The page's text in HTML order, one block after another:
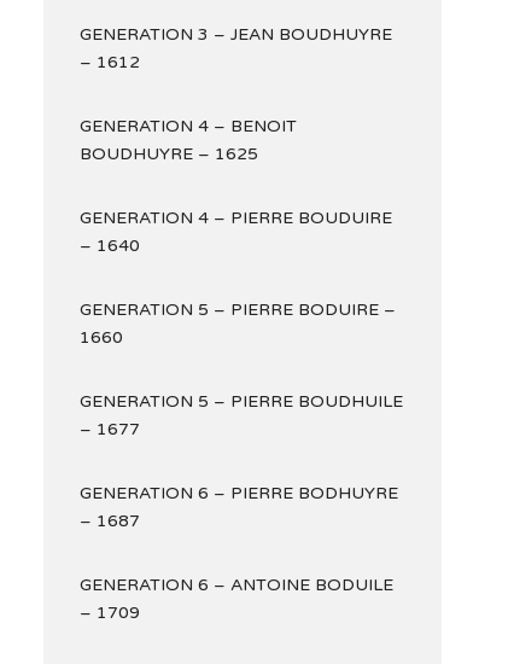
GENERATION 3 – JEAN BOUDHUYRE
– 1612
GENERATION 4 – BENOIT
BOUDHUYRE – 1625
GENERATION 4 – PIERRE BOUDUIRE
– 1640
GENERATION 5 – PIERRE BODUIRE –
1660
GENERATION 5 – PIERRE BOUDHUILE
– 1677
GENERATION 6 – PIERRE BODHUYRE
– 1687
GENERATION 6 – ANTOINE BODUILE
– 1709